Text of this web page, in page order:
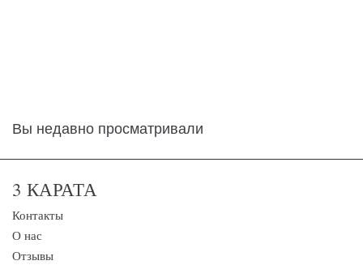
Вы недавно просматривали
3 КАРАТА
Контакты
О нас
Отзывы